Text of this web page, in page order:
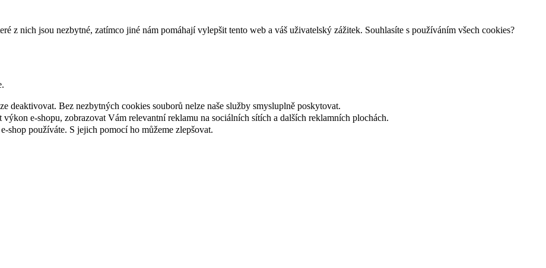
z nich jsou nezbytné, zatímco jiné nám pomáhají vylepšit tento web a váš uživatelský zážitek. Souhlasíte s používáním všech cookies?
deaktivovat. Bez nezbytných cookies souborů nelze naše služby smysluplně poskytovat.
e-shopu, zobrazovat Vám relevantní reklamu na sociálních sítích a dalších reklamních plochách.
shop používáte. S jejich pomocí ho můžeme zlepšovat.